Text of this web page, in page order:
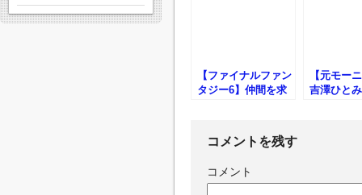
【ファイナルファン
タジー6】仲間を求
【元モー
吉澤ひと
コメントを残す
コメント